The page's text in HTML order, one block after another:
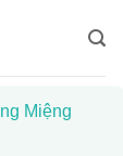
Miệng